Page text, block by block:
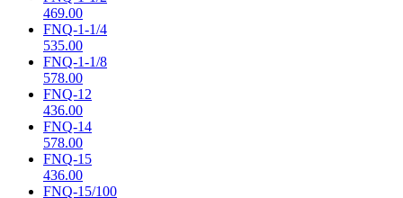
469.00
FNQ-1-1/4
535.00
FNQ-1-1/8
578.00
FNQ-12
436.00
FNQ-14
578.00
FNQ-15
436.00
FNQ-15/100